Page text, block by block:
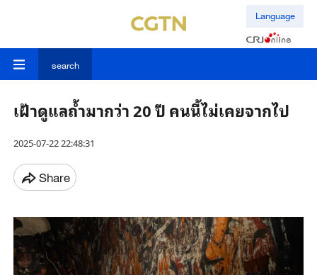
Language
search
เฝ้าดูแลถ้ำมากว่า 20 ปี คนนี้ไม่เคยจากไป
2025-07-22 22:48:31
Share